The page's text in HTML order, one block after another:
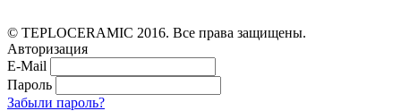
© TEPLOCERAMIC 2016. Все права защищены.
Авторизация
E-Mail
Пароль
Забыли пароль?